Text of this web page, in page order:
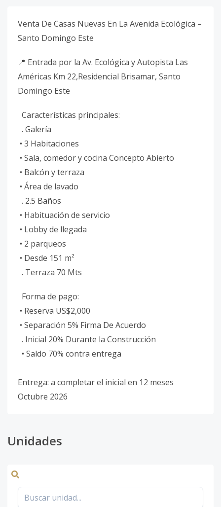
Venta De Casas Nuevas En La Avenida Ecológica –
Santo Domingo Este
📍 Entrada por la Av. Ecológica y Autopista Las
Américas Km 22,Residencial Brisamar, Santo
Domingo Este
Características principales:
. Galería
• 3 Habitaciones
• Sala, comedor y cocina Concepto Abierto
• Balcón y terraza
• Área de lavado
. 2.5 Baños
• Habituación de servicio
• Lobby de llegada
• 2 parqueos
• Desde 151 m²
. Terraza 70 Mts
Forma de pago:
• Reserva US$2,000
• Separación 5% Firma De Acuerdo
. Inicial 20% Durante la Construcción
• Saldo 70% contra entrega
Entrega: a completar el inicial en 12 meses
Octubre 2026
Unidades